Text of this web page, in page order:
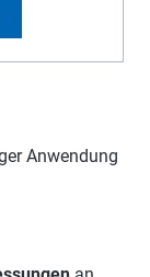
Anwendung